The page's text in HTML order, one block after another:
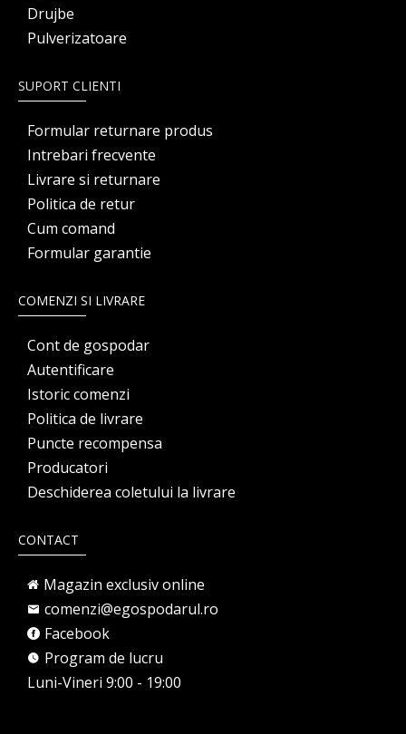
Drujbe
Pulverizatoare
SUPORT CLIENTI
Formular returnare produs
Intrebari frecvente
Livrare si returnare
Politica de retur
Cum comand
Formular garantie
COMENZI SI LIVRARE
Cont de gospodar
Autentificare
Istoric comenzi
Politica de livrare
Puncte recompensa
Producatori
Deschiderea coletului la livrare
CONTACT
Magazin exclusiv online
comenzi@egospodarul.ro
Facebook
Program de lucru
Luni-Vineri 9:00 - 19:00